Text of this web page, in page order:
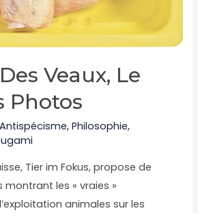
Veaux, Le
Photos
Antispécisme,Philosophie,
Tier im Fokus, propose de
les « vraies »
animales sur les